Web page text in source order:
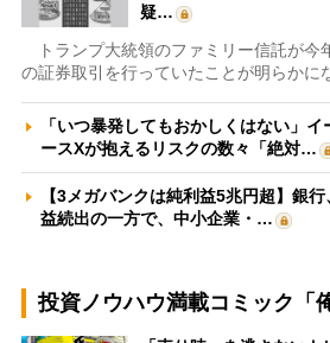
疑…
トランプ大統領のファミリー信託が今
の証券取引を行っていたことが明らかに
「いつ暴発してもおかしくはない」
ースXが抱えるリスクの数々「絶対…
【3メガバンクは純利益5兆円超】銀
益続出の一方で、中小企業・…
投資ノウハウ満載コミック「